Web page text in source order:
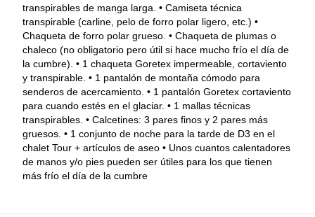
transpirables de manga larga. • Camiseta técnica
transpirable (carline, pelo de forro polar ligero, etc.) •
Chaqueta de forro polar grueso. • Chaqueta de plumas o
chaleco (no obligatorio pero útil si hace mucho frío el día de
la cumbre). • 1 chaqueta Goretex impermeable, cortaviento
y transpirable. • 1 pantalón de montaña cómodo para
senderos de acercamiento. • 1 pantalón Goretex cortaviento
para cuando estés en el glaciar. • 1 mallas técnicas
transpirables. • Calcetines: 3 pares finos y 2 pares más
gruesos. • 1 conjunto de noche para la tarde de D3 en el
chalet Tour + artículos de aseo • Unos cuantos calentadores
de manos y/o pies pueden ser útiles para los que tienen
más frío el día de la cumbre